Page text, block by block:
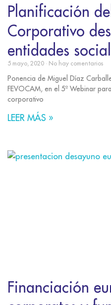
Planificación
Corporativo
entidades
5 mayo, 2020 No hay comentarios
Ponencia de Miguel Díaz
FEVOCAM, en el 5º Webinar
corporativo
LEER MÁS »
Financiación